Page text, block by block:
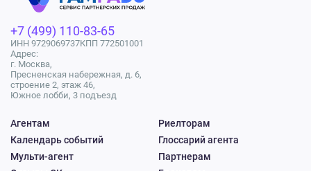
+7 (499) 110-83-65
ИНН 9729069737КПП 772501001
Адрес:
г. Москва,
Пресненская набережная, д. 6,
строение 2, этаж 46,
Южное лобби, 3 подъезд
Агентам
Риелторам
Календарь событий
Глоссарий агента
Мульти-агент
Партнерам